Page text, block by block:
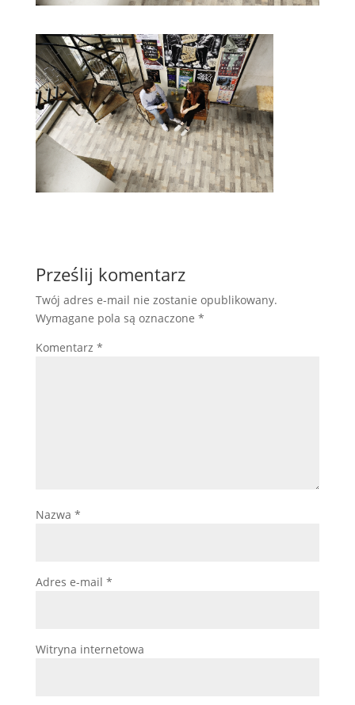
Prześlij komentarz
Twój adres e-mail nie zostanie opublikowany.
Wymagane pola są oznaczone *
Komentarz *
Nazwa *
Adres e-mail *
Witryna internetowa